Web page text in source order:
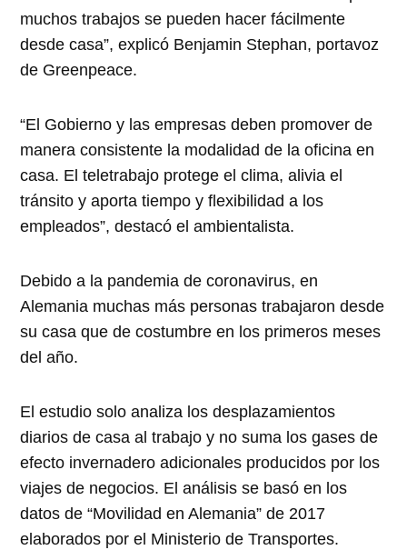
muchos trabajos se pueden hacer fácilmente
desde casa”, explicó Benjamin Stephan, portavoz
de Greenpeace.
“El Gobierno y las empresas deben promover de
manera consistente la modalidad de la oficina en
casa. El teletrabajo protege el clima, alivia el
tránsito y aporta tiempo y flexibilidad a los
empleados”, destacó el ambientalista.
Debido a la pandemia de coronavirus, en
Alemania muchas más personas trabajaron desde
su casa que de costumbre en los primeros meses
del año.
El estudio solo analiza los desplazamientos
diarios de casa al trabajo y no suma los gases de
efecto invernadero adicionales producidos por los
viajes de negocios. El análisis se basó en los
datos de “Movilidad en Alemania” de 2017
elaborados por el Ministerio de Transportes.